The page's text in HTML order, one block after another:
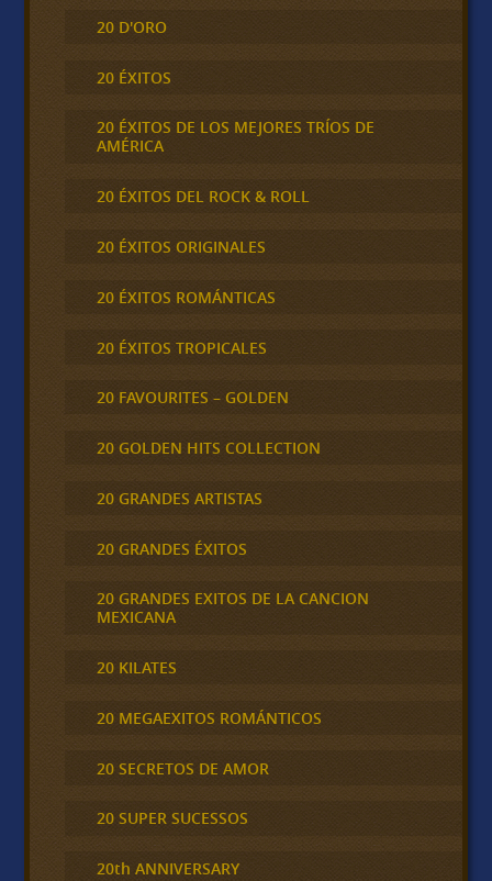
20 D'ORO
20 ÉXITOS
20 ÉXITOS DE LOS MEJORES TRÍOS DE
AMÉRICA
20 ÉXITOS DEL ROCK & ROLL
20 ÉXITOS ORIGINALES
20 ÉXITOS ROMÁNTICAS
20 ÉXITOS TROPICALES
20 FAVOURITES – GOLDEN
20 GOLDEN HITS COLLECTION
20 GRANDES ARTISTAS
20 GRANDES ÉXITOS
20 GRANDES EXITOS DE LA CANCION
MEXICANA
20 KILATES
20 MEGAEXITOS ROMÁNTICOS
20 SECRETOS DE AMOR
20 SUPER SUCESSOS
20th ANNIVERSARY